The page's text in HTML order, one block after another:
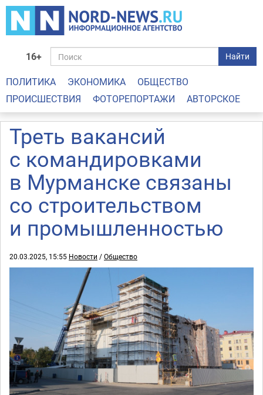
16+ Найти
ПОЛИТИКА ЭКОНОМИКА
ОБЩЕСТВО
ПРОИСШЕСТВИЯ
ФОТОРЕПОРТАЖИ АВТОРСКОЕ
Треть вакансий
с командировками
в Мурманске связаны
со строительством
и промышленностью
20.03.2025, 15:55 Новости /Общество